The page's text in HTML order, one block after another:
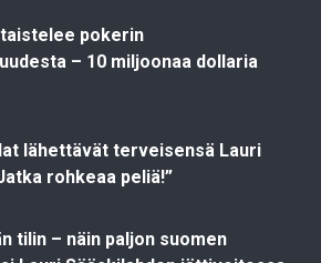
pokerin
– 10 miljoonaa dollaria
lähettävät terveisensä Lauri
rohkeaa peliä!”
tilin – näin paljon suomen